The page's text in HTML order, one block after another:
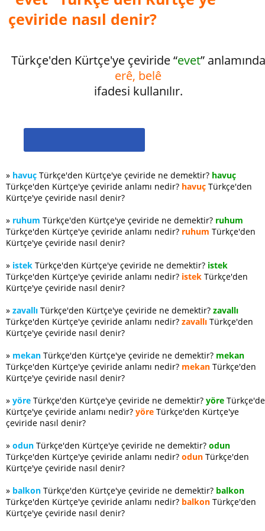
çeviride nasıl denir?
Türkçe'den Kürtçe'ye çeviride “evet” anlamında
erê, belê
ifadesi kullanılır.
» havuç Türkçe'den Kürtçe'ye çeviride ne demektir? havuç
Türkçe'den Kürtçe'ye çeviride anlamı nedir? havuç Türkçe'den
Kürtçe'ye çeviride nasıl denir?
» ruhum Türkçe'den Kürtçe'ye çeviride ne demektir? ruhum
Türkçe'den Kürtçe'ye çeviride anlamı nedir? ruhum Türkçe'den
Kürtçe'ye çeviride nasıl denir?
» istek Türkçe'den Kürtçe'ye çeviride ne demektir? istek
Türkçe'den Kürtçe'ye çeviride anlamı nedir? istek Türkçe'den
Kürtçe'ye çeviride nasıl denir?
» zavallı Türkçe'den Kürtçe'ye çeviride ne demektir? zavallı
Türkçe'den Kürtçe'ye çeviride anlamı nedir? zavallı Türkçe'den
Kürtçe'ye çeviride nasıl denir?
» mekan Türkçe'den Kürtçe'ye çeviride ne demektir? mekan
Türkçe'den Kürtçe'ye çeviride anlamı nedir? mekan Türkçe'den
Kürtçe'ye çeviride nasıl denir?
» yöre Türkçe'den Kürtçe'ye çeviride ne demektir? yöre
Kürtçe'ye çeviride anlamı nedir? yöre Türkçe'den Kürtçe'ye
çeviride nasıl denir?
» odun Türkçe'den Kürtçe'ye çeviride ne demektir? odun
Türkçe'den Kürtçe'ye çeviride anlamı nedir? odun Türkçe'den
Kürtçe'ye çeviride nasıl denir?
» balkon Türkçe'den Kürtçe'ye çeviride ne demektir? balkon
Türkçe'den Kürtçe'ye çeviride anlamı nedir? balkon Türkçe'den
Kürtçe'ye çeviride nasıl denir?